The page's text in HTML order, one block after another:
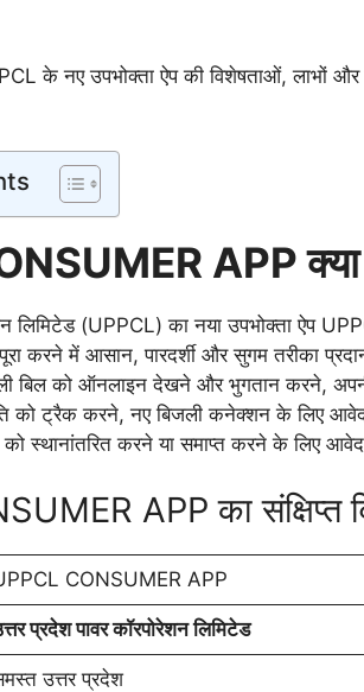
के नए उपभोक्ता ऐप की विशेषताओं, लाभों और
APP
लिमिटेड (UPPCL) का नया उपभोक्ता ऐप
करने में आसान, पारदर्शी और सुगम तरीका
बिल को ऑनलाइन देखने और भुगतान करने,
को ट्रैक करने, नए बिजली कनेक्शन के लिए
स्थानांतरित करने या समाप्त करने के लिए
APP का
CONSUMER APP
प्रदेश पावर कॉरपोरेशन लिमिटेड
उत्तर प्रदेश